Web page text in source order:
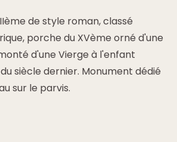
de style roman, classé
porche du XVème orné d'une
d'une Vierge à l'enfant
siècle dernier. Monument dédié
sur le parvis.